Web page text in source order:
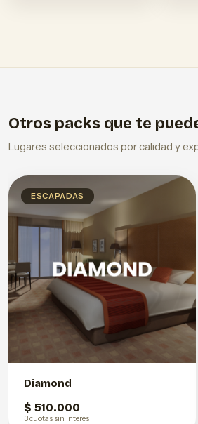
Otros packs que te
Lugares seleccionados por calidad y
ESCAPADAS
Diamond
$ 510.000
3 cuotas sin interés